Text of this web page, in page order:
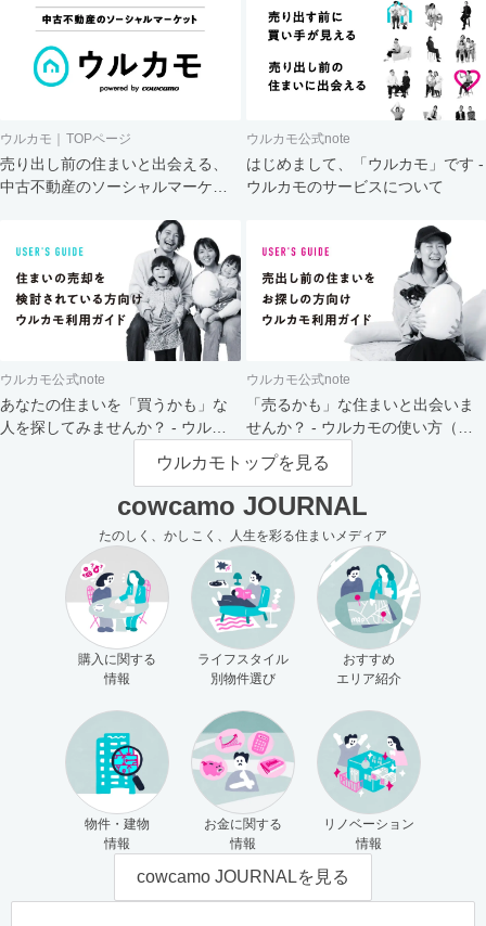
ウルカモ｜TOPページ
売り出し前の住まいと出会える、
中古不動産のソーシャルマーケッ
ウルカモ公式note
はじめまして、「ウルカモ」です -
ウルカモのサービスについて
ウルカモ公式note
あなたの住まいを「買うかも」な
人を探してみませんか？ - ウルカ
ウルカモ公式note
「売るかも」な住まいと出会いま
せんか？ - ウルカモの使い方（買
主さま向け）
ウルカモトップを見る
cowcamo JOURNAL
たのしく、かしこく、人生を彩る住まいメディア
購入に関する
情報
ライフスタイル
別物件選び
おすすめ
エリア紹介
物件・建物
情報
お金に関する
情報
リノベーション
情報
cowcamo JOURNALを見る